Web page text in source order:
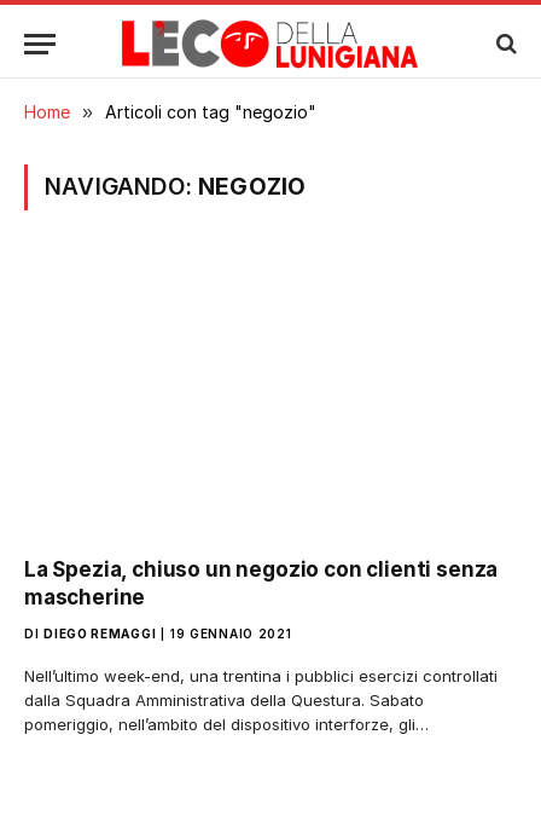
Home » Articoli con tag "negozio"
NAVIGANDO: NEGOZIO
La Spezia, chiuso un negozio con clienti senza
mascherine
DI DIEGO REMAGGI 19 GENNAIO 2021
Nell’ultimo week-end, una trentina i pubblici esercizi controllati
dalla Squadra Amministrativa della Questura. Sabato
pomeriggio, nell’ambito del dispositivo interforze, gli…